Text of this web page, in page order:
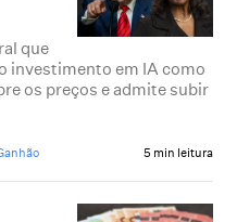
que
investimento em IA como
os preços e admite subir
5 min leitura